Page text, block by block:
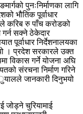
पुनःनिर्माणका लागि
भौतिक पूर्वाधार
करिब रु पाँच करोडको
गर्न सक्ने ठेकेदार
पूर्वाधार निर्देशनालयका
। प्रदेश सरकारले उक्त
विकास गर्ने योजना अघि
संरचना निर्माण गरिने
जानकारी दिनुभयो
जोड्ने चुरियामाई